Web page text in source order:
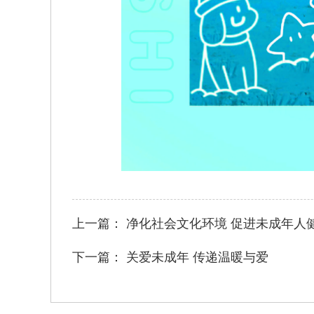
上一篇： 净化社会文化环境 促进未成年人
下一篇： 关爱未成年 传递温暖与爱